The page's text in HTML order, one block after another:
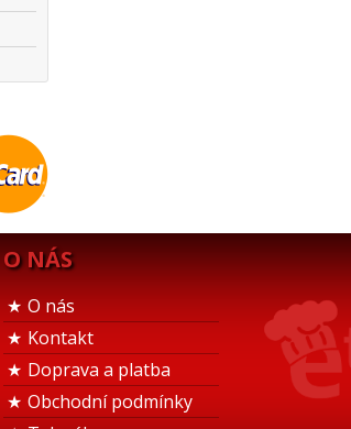
O NÁS
O nás
Kontakt
Doprava a platba
Obchodní podmínky